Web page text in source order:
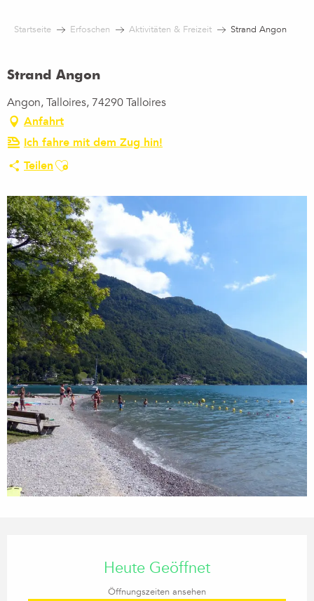
Startseite Erfoschen Aktivitäten & Freizeit Strand Angon
Strand Angon
Angon, Talloires, 74290 Talloires
Anfahrt
Ich fahre mit dem Zug hin!
TeilenAjouter aux favoris
Heute Geöffnet
Öffnungszeiten ansehen